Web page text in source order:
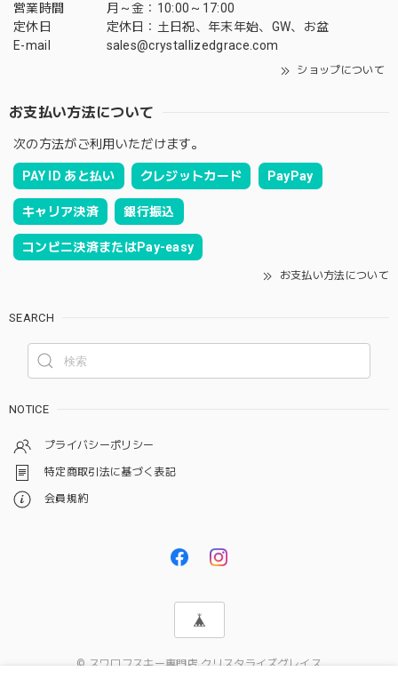
営業時間
月～金：10:00～17:00
定休日
定休日：土日祝、年末年始、GW、お盆
E-mail
sales@crystallizedgrace.com
ショップについて
お支払い方法について
次の方法がご利用いただけます。
PAY ID あと払い クレジットカード PayPay
キャリア決済 銀行振込
コンビニ決済またはPay-easy
お支払い方法について
SEARCH
NOTICE
プライバシーポリシー
特定商取引法に基づく表記
会員規約
© スワロフスキー専門店 クリスタライズグレイス